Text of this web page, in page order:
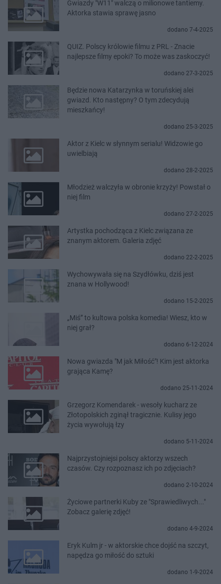
Gwiazdy "W11" walczą o milionowe tantiemy.
Aktorka stawia sprawę jasno
dodano 7-4-2025
QUIZ. Polscy królowie filmu z PRL - Znacie
najlepsze filmy epoki? To może was zaskoczyć!
dodano 27-3-2025
Będzie nowa Katarzynka w toruńskiej alei
gwiazd. Kto następny? O tym zdecydują
mieszkańcy!
dodano 25-3-2025
Aktor z Kielc w słynnym serialu! Widzowie go
uwielbiają
dodano 28-2-2025
Młodzież walczyła w obronie krzyży! Powstał o
niej film
dodano 27-2-2025
Artystka pochodząca z Kielc związana ze
znanym aktorem. Galeria zdjęć
dodano 22-2-2025
Wychowywała się na Szydłówku, dziś jest
znana w Hollywood!
dodano 15-2-2025
„Miś” to kultowa polska komedia! Wiesz, kto w
niej grał?
dodano 6-12-2024
Nowa gwiazda "M jak Miłość"! Kim jest aktorka
grająca Kamę?
dodano 25-11-2024
Grzegorz Komendarek - wesoły kucharz ze
Złotopolskich zginął tragicznie. Kulisy jego
życia wywołują łzy
dodano 5-11-2024
Najprzystojniejsi polscy aktorzy wszech
czasów. Czy rozpoznasz ich po zdjęciach?
dodano 2-10-2024
Życiowe partnerki Kuby ze "Sprawiedliwych..."
Zobacz galerię zdjęć!
dodano 4-9-2024
Eryk Kulm jr - w aktorskie chce dojść na szczyt,
napędza go miłość do sztuki
dodano 1-9-2024